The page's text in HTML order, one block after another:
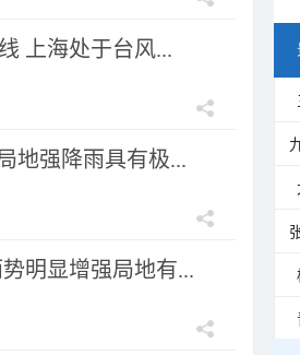
上海处于台风...
地强降雨具有极...
明显增强局地有...